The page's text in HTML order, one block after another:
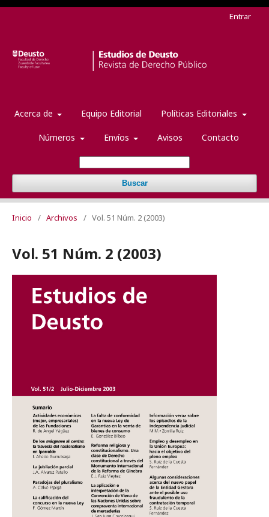
Acerca de Equipo Editorial Políticas Editoriales
Números Envíos Avisos Contacto
Buscar
Entrar
Inicio / Archivos / Vol. 51 Núm. 2 (2003)
Vol. 51 Núm. 2 (2003)